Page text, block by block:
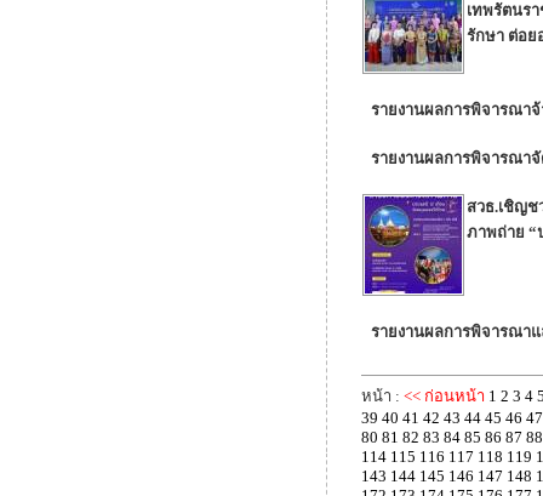
เทพรัตนร
รักษา ต่อย
รายงานผลการพิจารณา
รายงานผลการพิจารณา
สวธ.เชิญช
ภาพถ่าย “
รายงานผลการพิจารณา
หน้า : << ก่อนหน้า 1 2 3 4
39 40 41 42 43 44 45 46 47
80 81 82 83 84 85 86 87 88
114 115 116 117 118 119
143 144 145 146 147 148